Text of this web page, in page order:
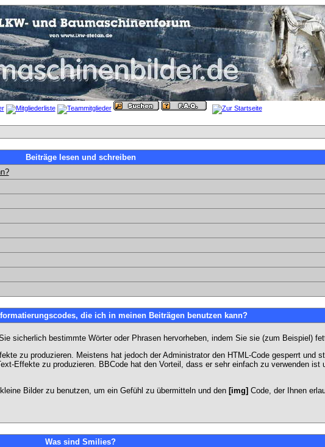
Beiträge lesen und schreiben
die ich in meinen Beiträgen benutzen kann?
sicherlich bestimmte Wörter oder Phrasen hervorheben, indem Sie sie (zum Beispiel)
zu produzieren. Meistens hat jedoch der Administrator den HTML-Code gesperrt und
Effekte zu produzieren. BBCode hat den Vorteil, dass er sehr einfach zu verwenden ist
Bilder zu benutzen, um ein Gefühl zu übermitteln und den [img] Code, der Ihnen
Was sind Smilies?